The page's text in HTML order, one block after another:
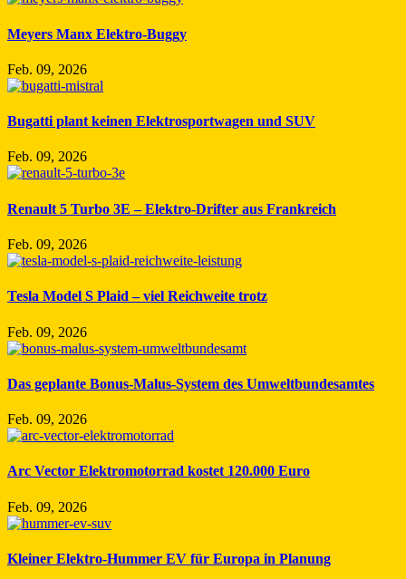
Meyers Manx Elektro-Buggy
Feb. 09, 2026
Bugatti plant keinen Elektrosportwagen und SUV
Feb. 09, 2026
Renault 5 Turbo 3E – Elektro-Drifter aus Frankreich
Feb. 09, 2026
Tesla Model S Plaid – viel Reichweite trotz
Feb. 09, 2026
Das geplante Bonus-Malus-System des Umweltbundesamtes
Feb. 09, 2026
Arc Vector Elektromotorrad kostet 120.000 Euro
Feb. 09, 2026
Kleiner Elektro-Hummer EV für Europa in Planung